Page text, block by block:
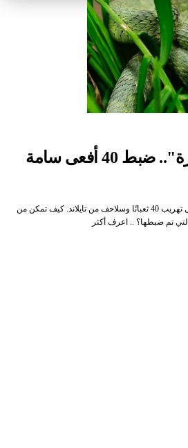
"حديقة رعب طائرة".. ضبط 40 أفعى سامة
أوقف راكب في مطار بومباي يحاول تهريب 40 ثعبانًا وسلاحف من تايلاند. كيف تمكن من
تم ضبطها؟ .. اعرف أكثر